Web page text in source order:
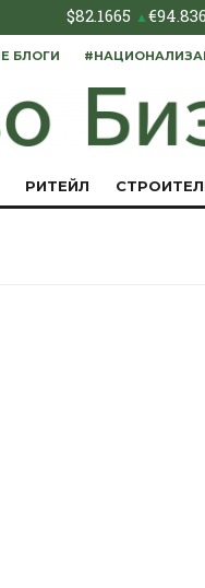
$82.1665 ▲€
БЛОГИ
РИТЕЙЛ